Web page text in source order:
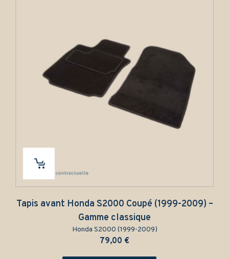
Tapis avant Honda S2000 Coupé (1999-2009) –
Gamme classique
Honda S2000 (1999-2009)
79,00 €